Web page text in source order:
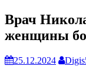
Врач
женщины
25.12.2024